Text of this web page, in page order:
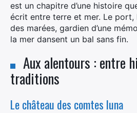
est un chapitre d’une histoire
écrit entre terre et mer. Le port,
des marées, gardien d’une
la mer dansent un bal sans fin.
Aux alentours : entre
traditions
Le château des comtes luna